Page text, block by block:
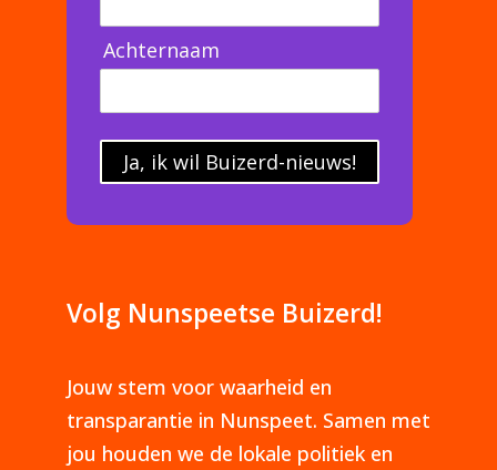
Achternaam
Ja, ik wil Buizerd-nieuws!
Volg Nunspeetse Buizerd!
Jouw stem voor waarheid en
transparantie in Nunspeet. Samen met
jou houden we de lokale politiek en